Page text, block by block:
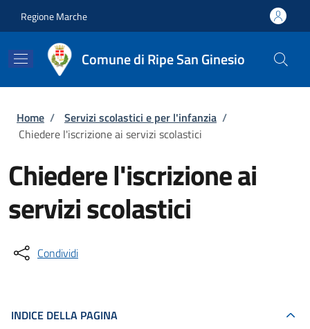
Regione Marche
Comune di Ripe San Ginesio
Briciole di pane
Home / Servizi scolastici e per l'infanzia /
Chiedere l'iscrizione ai servizi scolastici
Chiedere l'iscrizione ai
servizi scolastici
Condividi
INDICE DELLA PAGINA